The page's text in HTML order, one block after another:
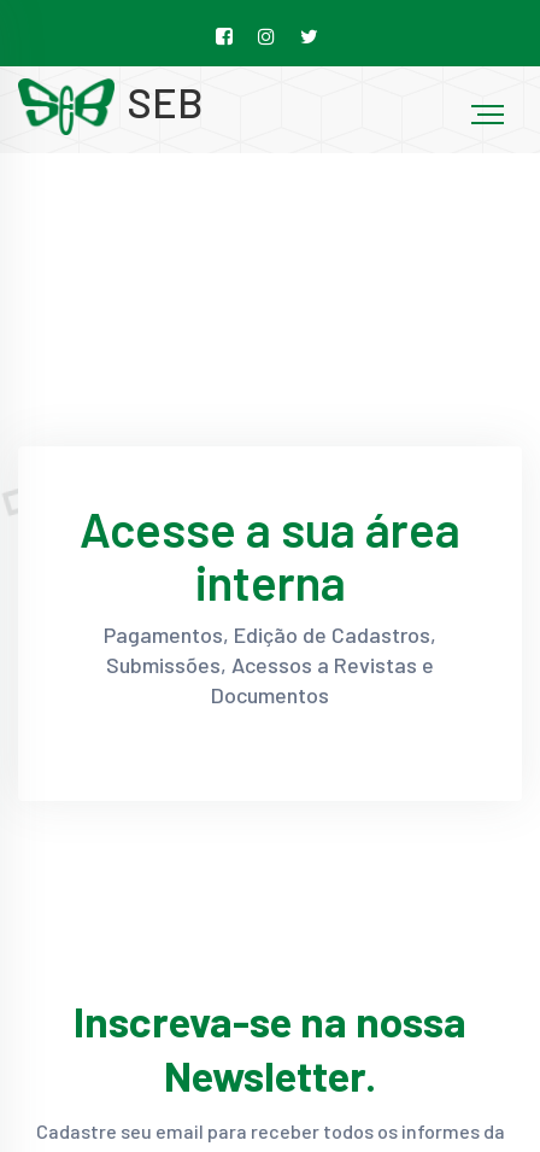
SEB
Acesse a sua área
interna
Pagamentos, Edição de Cadastros,
Submissões, Acessos a Revistas e
Documentos
Inscreva-se na nossa
Newsletter.
Cadastre seu email para receber todos os informes da